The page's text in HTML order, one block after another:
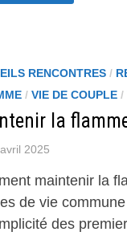
RENCONTRES/
/ VIE DE COUPLE/
la
2025
maintenir la
de vie
des